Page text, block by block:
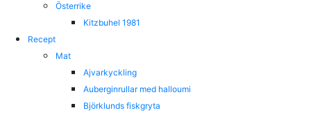
Österrike
Kitzbuhel 1981
Recept
Mat
Ajvarkyckling
Auberginrullar med halloumi
Björklunds fiskgryta